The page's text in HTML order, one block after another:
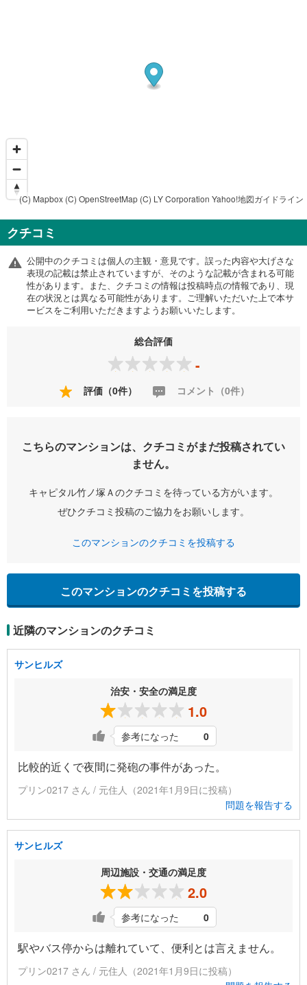
(C) Mapbox (C) OpenStreetMap (C) LY Corporation Yahoo!地図ガイドライン
クチコミ
公開中のクチコミは個人の主観・意見です。誤った内容や大げさな
表現の記載は禁止されていますが、そのような記載が含まれる可能
性があります。また、クチコミの情報は投稿時点の情報であり、現
在の状況とは異なる可能性があります。ご理解いただいた上で本サ
ービスをご利用いただきますようお願いいたします。
総合評価
-
評価（0件） コメント（0件）
こちらのマンションは、クチコミがまだ投稿されてい
ません。
キャピタル竹ノ塚Ａのクチコミを待っている方がいます。
ぜひクチコミ投稿のご協力をお願いします。
このマンションのクチコミを投稿する
このマンションのクチコミを投稿する
近隣のマンションのクチコミ
サンヒルズ
治安・安全の満足度
1.0
参考になった 0
比較的近くで夜間に発砲の事件があった。
プリン0217 さん / 元住人（2021年1月9日に投稿）
問題を報告する
サンヒルズ
周辺施設・交通の満足度
2.0
参考になった 0
駅やバス停からは離れていて、便利とは言えません。
プリン0217 さん / 元住人（2021年1月9日に投稿）